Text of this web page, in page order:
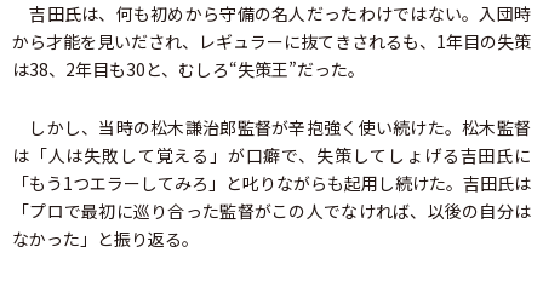
吉田氏は、何も初めから守備の名人だったわけではない。入団時
から才能を見いだされ、レギュラーに抜てきされるも、1年目の失策
は38、2年目も30と、むしろ“失策王”だった。
しかし、当時の松木謙治郎監督が辛抱強く使い続けた。松木監督
は「人は失敗して覚える」が口癖で、失策してしょげる吉田氏に
「もう1つエラーしてみろ」と叱りながらも起用し続けた。吉田氏は
「プロで最初に巡り合った監督がこの人でなければ、以後の自分は
なかった」と振り返る。